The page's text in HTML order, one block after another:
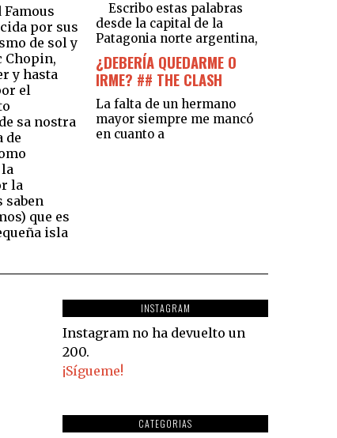
por sus
de sol y
Chopin,
y hasta
el
sa nostra
de
la
saben
que es
isla
Escribo estas palabras
desde la capital de la
Patagonia norte argentina,
¿DEBERÍA QUEDARME O
IRME? ## THE CLASH
La falta de un hermano
mayor siempre me mancó
en cuanto a
INSTAGRAM
Instagram no ha devuelto un
200.
¡Sígueme!
CATEGORIAS